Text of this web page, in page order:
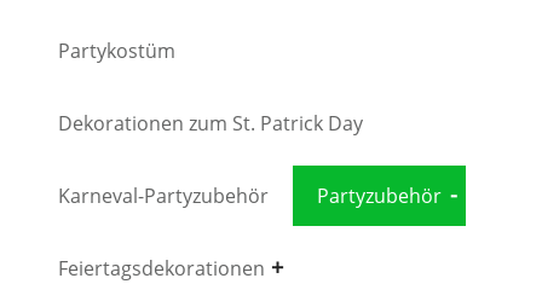
Partykostüm
Dekorationen zum St. Patrick Day
Karneval-Partyzubehör Partyzubehör
Feiertagsdekorationen